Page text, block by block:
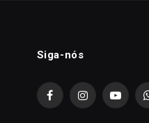
Siga-nós
FacebookInstagram